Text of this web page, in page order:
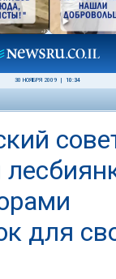
30 НОЯБРЯ 2009 10:34
для